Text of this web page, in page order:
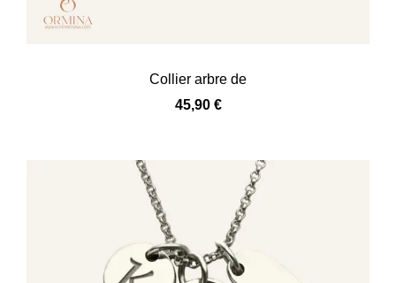
Collier arbre de
45,90 €